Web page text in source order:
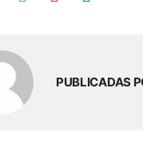
PUBLICADAS